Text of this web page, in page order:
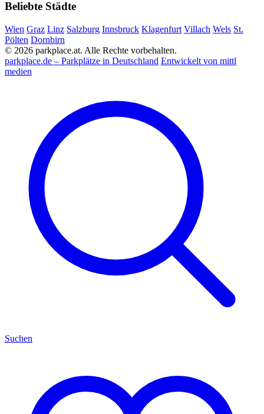
Beliebte Städte
Wien Graz Linz Salzburg Innsbruck Klagenfurt Villach Wels St.
Pölten Dornbirn
© 2026 parkplace.at. Alle Rechte vorbehalten.
parkplace.de – Parkplätze in Deutschland Entwickelt von mittl
medien
Suchen